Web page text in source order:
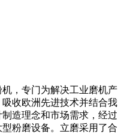
，专门为解决工业磨机产
收欧洲先进技术并结合我
造理念和市场需求，经过
粉磨设备。立磨采用了合